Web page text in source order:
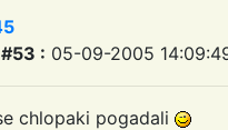
: 05-09-2005
chlopaki pogadali